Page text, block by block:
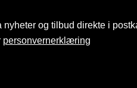
og tilbud direkte i
personvernerklæring